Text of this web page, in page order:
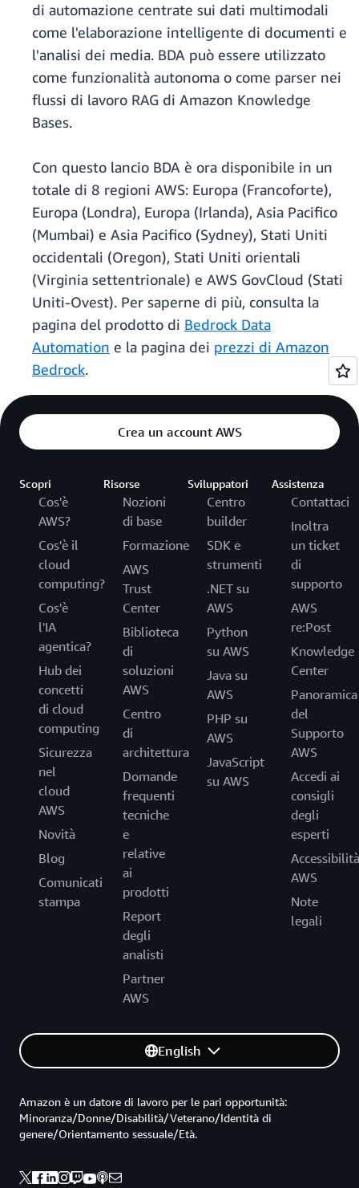
di automazione centrate sui dati multimodali
come l'elaborazione intelligente di documenti e
l'analisi dei media. BDA può essere utilizzato
come funzionalità autonoma o come parser nei
flussi di lavoro RAG di Amazon Knowledge
Bases.
Con questo lancio BDA è ora disponibile in un
totale di 8 regioni AWS: Europa (Francoforte),
Europa (Londra), Europa (Irlanda), Asia Pacifico
(Mumbai) e Asia Pacifico (Sydney), Stati Uniti
occidentali (Oregon), Stati Uniti orientali
(Virginia settentrionale) e AWS GovCloud (Stati
Uniti-Ovest). Per saperne di più, consulta la
pagina del prodotto di Bedrock Data
Automation e la pagina dei prezzi di Amazon
Bedrock.
Crea un account AWS
Scopri
Cos'è
AWS?
Cos'è il
cloud
computing?
Cos'è
l'IA
agentica?
Hub dei
concetti
di cloud
computing
Sicurezza
nel
cloud
AWS
Novità
Blog
Comunicati
stampa
Risorse
Nozioni
di base
Formazione
AWS
Trust
Center
Biblioteca
di
soluzioni
AWS
Centro
di
architettura
Domande
frequenti
tecniche
e
relative
ai
prodotti
Report
degli
analisti
Partner
AWS
Sviluppatori
Centro
builder
SDK e
strumenti
.NET su
AWS
Python
su AWS
Java su
AWS
PHP su
AWS
JavaScript
su AWS
Assistenza
Contattaci
Inoltra
un ticket
di
supporto
AWS
re:Post
Knowledge
Center
Panoramica
del
Supporto
AWS
Accedi ai
consigli
degli
esperti
Accessibilità
AWS
Note
legali
English
Amazon è un datore di lavoro per le pari opportunità:
Minoranza/Donne/Disabilità/Veterano/Identità di
genere/Orientamento sessuale/Età.